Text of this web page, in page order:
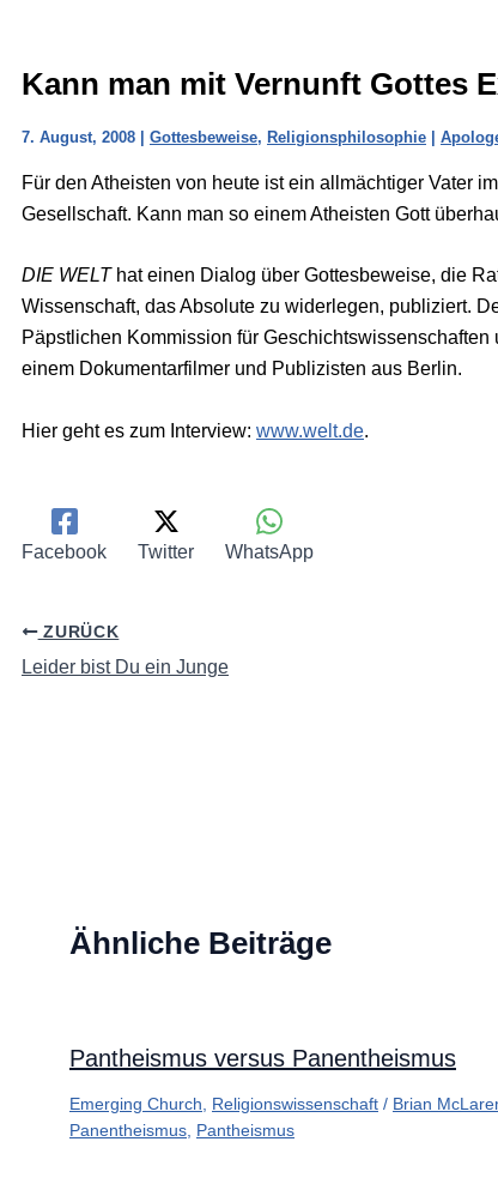
Kann man mit Vernunft Gottes
7. August, 2008 | Gottesbeweise, Religionsphilosophie |
Für den Atheisten von heute ist ein allmächtiger Vater
Gesellschaft. Kann man so einem Atheisten Gott
DIE WELThat einen Dialog über Gottesbeweise, die
Wissenschaft, das Absolute zu widerlegen, publiziert.
Päpstlichen Kommission für
einem Dokumentarfilmer und Publizisten aus Berlin.
Hier geht es zum Interview: www.welt.de.
Facebook Twitter WhatsApp
ZURÜCK
Leider bist Du ein Junge
Ähnliche Beiträge
Pantheismus versus Panentheismus
Emerging Church Religionswissenschaft / Brian
Panentheismus Pantheismus